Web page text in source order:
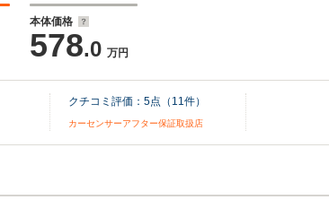
本体価格
578.0 万円
クチコミ評価： 5点（ 11件）
カーセンサーアフター保証取扱店